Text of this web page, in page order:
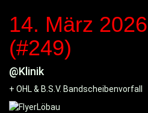
14. März 2026
(#249)
@Klinik
+ OHL & B.S.V. Bandscheibenvorfall